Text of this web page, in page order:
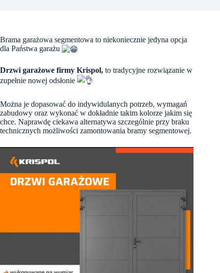
Brama garażowa segmentowa to niekoniecznie jedyna opcja
dla Państwa garażu
Drzwi garażowe firmy Krispol, to tradycyjne rozwiązanie w
zupełnie nowej odsłonie
Można je dopasować do indywidulanych potrzeb, wymagań
zabudowy oraz wykonać w dokładnie takim kolorze jakim się
chce. Naprawdę ciekawa alternatywa szczególnie przy braku
technicznych możliwości zamontowania bramy segmentowej.